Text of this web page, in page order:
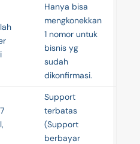
Hanya bisa
mengkonekkan
1 nomor untuk
bisnis yg
sudah
dikonfirmasi.
Support
terbatas
(Support
berbayar